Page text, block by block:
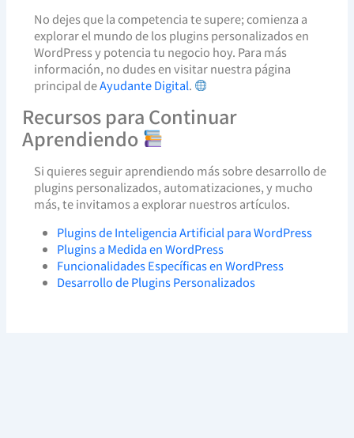
No dejes que la competencia te supere; comienza a
explorar el mundo de los plugins personalizados en
WordPress y potencia tu negocio hoy. Para más
información, no dudes en visitar nuestra página
principal deAyudante Digital.
Recursos para Continuar
Aprendiendo
Si quieres seguir aprendiendo más sobre desarrollo de
plugins personalizados, automatizaciones, y mucho
más, te invitamos a explorar nuestros artículos.
Plugins de Inteligencia Artificial para WordPress
Plugins a Medida en WordPress
Funcionalidades Específicas en WordPress
Desarrollo de Plugins Personalizados